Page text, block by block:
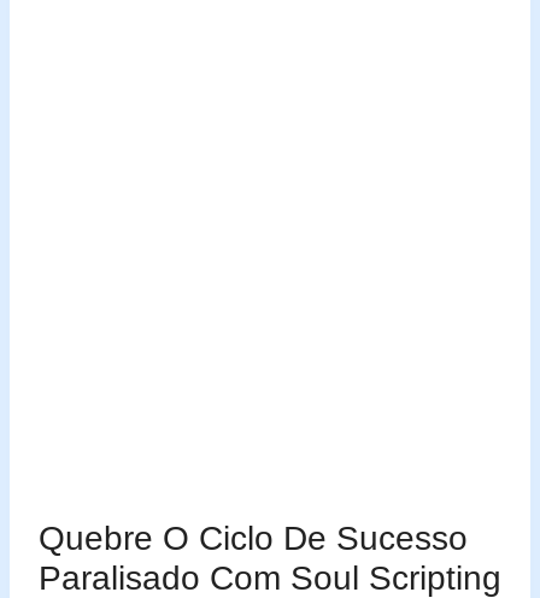
Quebre O Ciclo De Sucesso
Paralisado Com Soul Scripting